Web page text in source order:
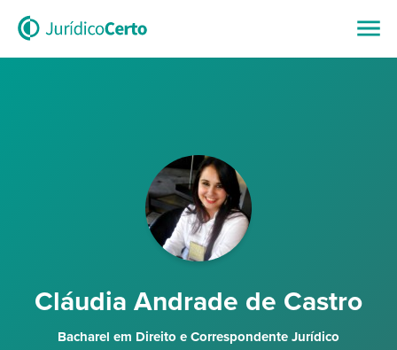
Cláudia Andrade de Castro
Bacharel em Direito e Correspondente Jurídico